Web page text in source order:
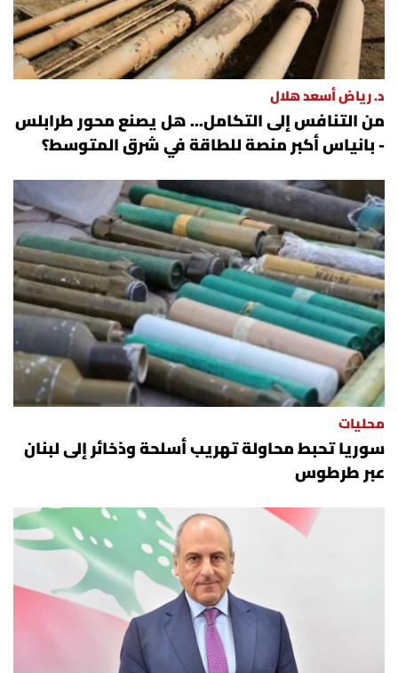
د. رياض أسعد هلال
من التنافس إلى التكامل... هل يصنع محور طرابلس
- بانياس أكبر منصة للطاقة في شرق المتوسط؟
محليات
سوريا تحبط محاولة تهريب أسلحة وذخائر إلى لبنان
عبر طرطوس